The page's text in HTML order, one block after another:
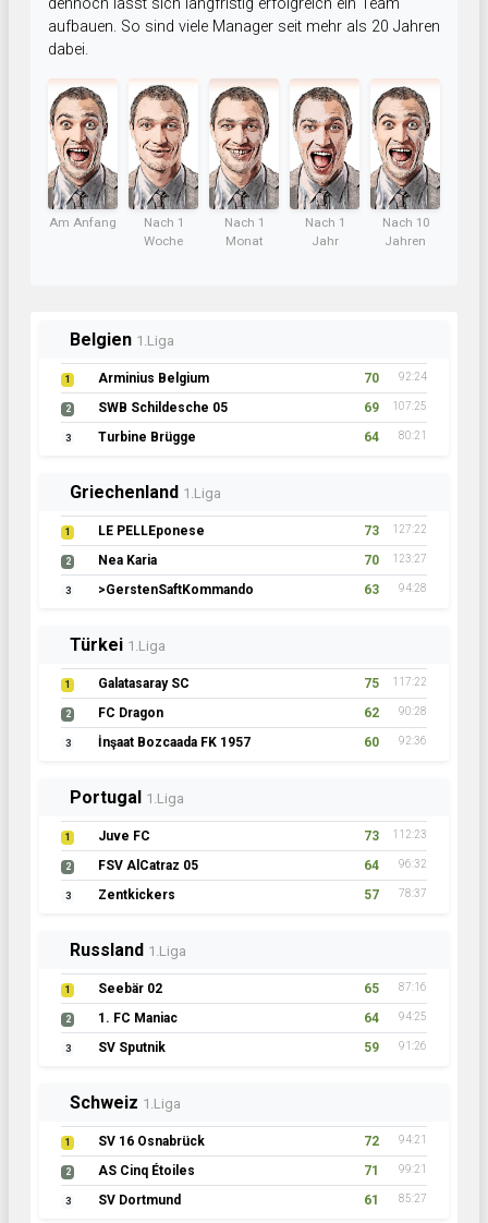
dennoch lässt sich langfristig erfolgreich ein Team
aufbauen. So sind viele Manager seit mehr als 20 Jahren
dabei.
Am Anfang
Nach 1
Woche
Nach 1
Monat
Nach 1
Jahr
Nach 10
Jahren
Belgien 1.Liga
1 Arminius Belgium 70 92:24
2 SWB Schildesche 05 69 107:25
3 Turbine Brügge 64 80:21
Griechenland 1.Liga
1 LE PELLEponese 73 127:22
2 Nea Karia 70 123:27
3 >GerstenSaftKommando 63 94:28
Türkei 1.Liga
1 Galatasaray SC 75 117:22
2 FC Dragon 62 90:28
3 İnşaat Bozcaada FK 1957 60 92:36
Portugal 1.Liga
1 Juve FC 73 112:23
2 FSV AlCatraz 05 64 96:32
3 Zentkickers 57 78:37
Russland 1.Liga
1 Seebär 02 65 87:16
2 1. FC Maniac 64 94:25
3 SV Sputnik 59 91:26
Schweiz 1.Liga
1 SV 16 Osnabrück 72 94:21
2 AS Cinq Étoiles 71 99:21
3 SV Dortmund 61 85:27